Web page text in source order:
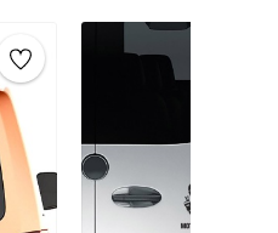
araçlarını
özel
üretilir,
fonksiyonel
için